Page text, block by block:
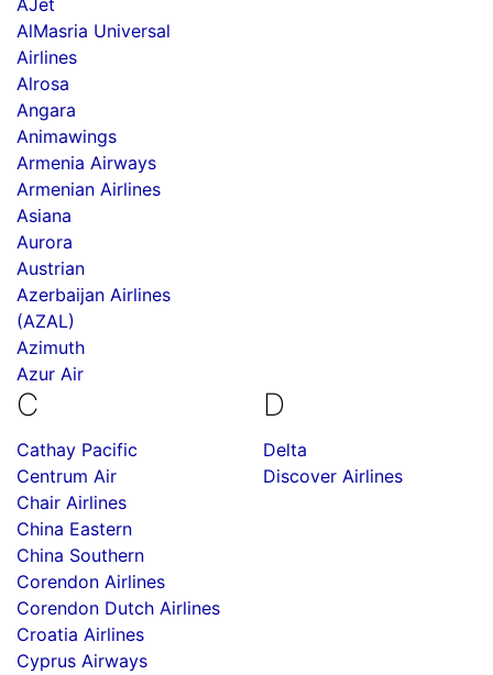
AJet
AlMasria Universal
Airlines
Alrosa
Angara
Animawings
Armenia Airways
Armenian Airlines
Asiana
Aurora
Austrian
Azerbaijan Airlines
(AZAL)
Azimuth
Azur Air
C
Cathay Pacific
Centrum Air
Chair Airlines
China Eastern
China Southern
Corendon Airlines
Corendon Dutch Airlines
Croatia Airlines
Cyprus Airways
D
Delta
Discover Airlines